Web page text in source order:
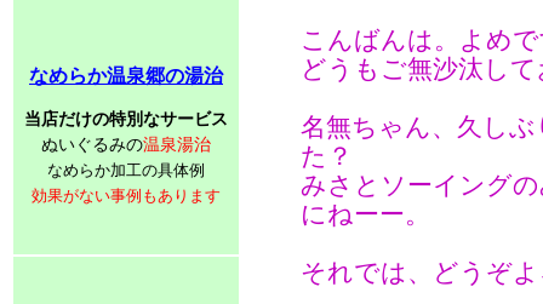
なめらか温泉郷の湯治
当店だけの特別なサービス
ぬいぐるみの温泉湯治
なめらか加工の具体例
効果がない事例もあります
こんばんは。よめ
どうもご無沙汰し
名無ちゃん、久し
た？
みさとソーイング
にねーー。
それでは、どうぞ